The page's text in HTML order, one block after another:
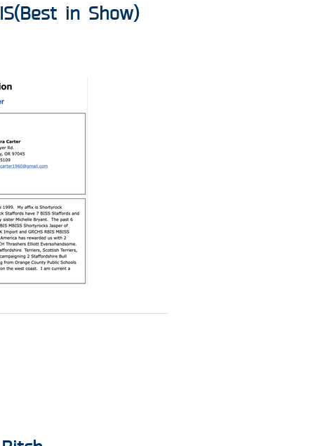
in Show)